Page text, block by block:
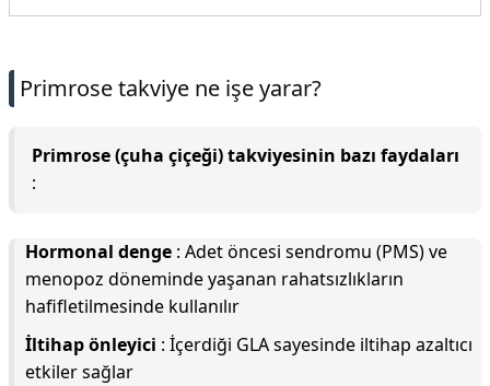
Primrose takviye ne işe yarar?
Primrose (çuha çiçeği) takviyesinin bazı faydaları
:
Hormonal denge : Adet öncesi sendromu (PMS) ve
menopoz döneminde yaşanan rahatsızlıkların
hafifletilmesinde kullanılır
İltihap önleyici : İçerdiği GLA sayesinde iltihap azaltıcı
etkiler sağlar